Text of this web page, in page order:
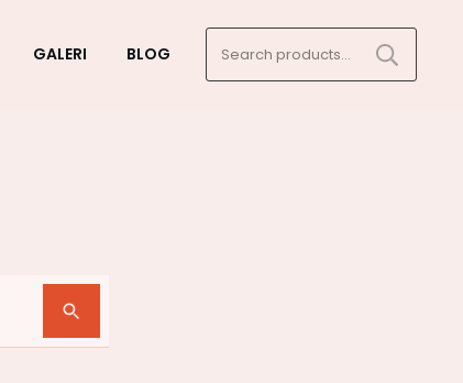
GALERI BLOG
for: